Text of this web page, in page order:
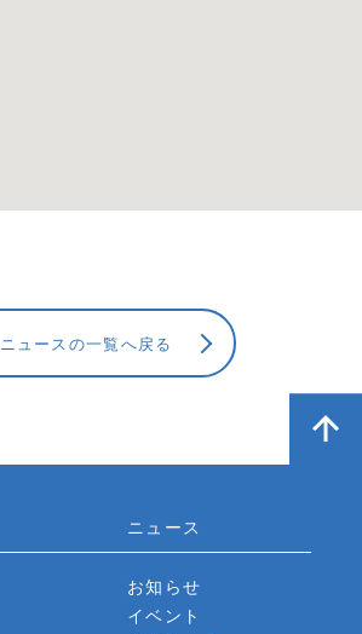
ニュースの一覧へ戻る
ニュース
お知らせ
イベント